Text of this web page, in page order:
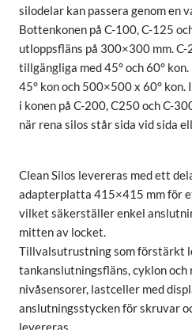
silodelar kan passera genom en
Bottenkonen på C-100, C-125
utloppsfläns på 300×300 mm.
tillgängliga med 45° och 60°
45° kon och 500×500 x 60°
i konen på C-200, C250 och C-
när rena silos står sida vid sida
Clean Silos levereras med ett
adapterplatta 415×415 mm för
vilket säkerställer enkel
mitten av locket.
Tillvalsutrustning som förstärkt
tankanslutningsfläns, cyklon och
nivåsensorer, lastceller med
anslutningsstycken för skruvar
levereras.